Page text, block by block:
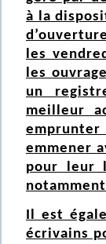
à la
les
les
un
meilleur
emmener
pour leur
Il est
écrivains